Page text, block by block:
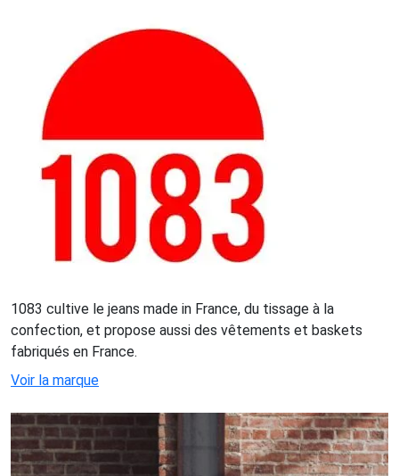
1083 cultive le jeans made in France, du tissage à la
confection, et propose aussi des vêtements et baskets
fabriqués en France.
Voir la marque